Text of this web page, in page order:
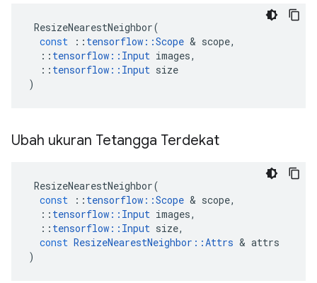
ResizeNearestNeighbor(
const
:: tensorflow ::Scope & scope,
:: tensorflow :: Input images,
:: tensorflow :: Input size
)
Ubah ukuran Tetangga Terdekat
ResizeNearestNeighbor(
const
:: tensorflow ::Scope & scope,
:: tensorflow :: Input images,
:: tensorflow :: Input size,
const ResizeNearestNeighbor ::Attrs & attrs
)